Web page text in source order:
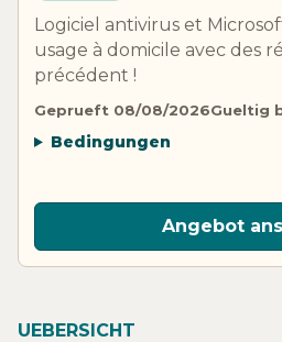
Logiciel antivirus et
usage à domicile avec des
précédent !
Geprueft 08/08/2026Gueltig
Bedingungen
Angebot
UEBERSICHT